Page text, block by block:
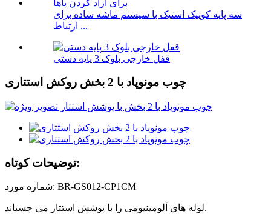
سه پایه کوییک استیک با سیستم ماشه ساده برای
ارتباط ...
قفل خارجی بلوک 3 پایه دستی
چوب مونوپاد با 2 بخش روکش استتاری
توضیحات کوتاه:
شماره مورد: BR-GS012-CP1CM
لوله های آلومینیومی را با پوشش استتار می چسباند.